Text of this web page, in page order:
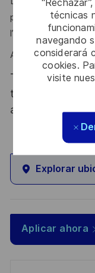
técnicas
navegando
considerará
cookies.
visite
proposer des
l’on vous reconnaît ?
Alors ce poste est
Thales,
tous les talents.
atout. Postulez
Explorar
Aplicar ahora